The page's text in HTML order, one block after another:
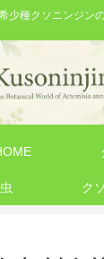
少種クソニンジン
ク